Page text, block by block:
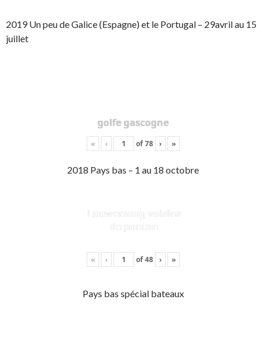
2019 Un peu de Galice (Espagne) et le Portugal – 29avril au 15
juillet
golfe gascogne
« ‹ of78 › »
2018 Pays bas – 1 au 18 octobre
Lauwersoog voisins
de ponton
« ‹ of48 › »
Pays bas spécial bateaux